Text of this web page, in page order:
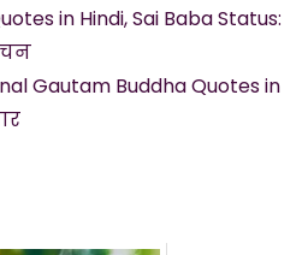
in Hindi, Sai Baba Status:
Gautam Buddha Quotes in